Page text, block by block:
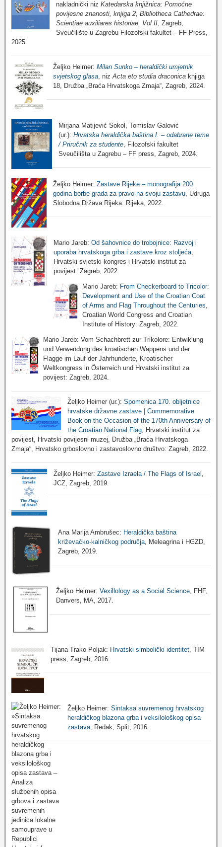
nakladnički niz Katedarska knjižnica: Pomoćne
povijesne znanosti, knjiga 2, Bibliotheca Cathedrae:
Scientiae auxiliares historiae, Vol II, Zagreb,
Sveučilište u Zagrebu Filozofski fakultet – FF Press,
2025.
Željko Heimer: Milan Sunko – heraldički umjetnik
svjetskog glasa , niz Acta eto studia draconica knjiga
18, Družba „Braća Hrvatskoga Zmaja“, Zagreb, 2024.
Mirjana Matijević Sokol, Tomislav Galović
(ur.): Hrvatska heraldička baština I. – odabrane teme
/ Priručnik za studente, Filozofski fakultet
Sveučilišta u Zagrebu – FF press, Zagreb, 2024.
Željko Heimer: Zastave Rijeke – monografija 200
godina borbe grada za pravo na svoju zastavu, Udruga
Slobodna Država Rijeka: Rijeka, 2022.
Mario Jareb: Od šahovnice do trobojnice: Razvoj i
uporaba hrvatskoga grba i zastave kroz stoljeća,
Hrvatski svjetski kongres i Hrvatski institut za
povijest: Zagreb, 2022.
Mario Jareb: From Checkerboard to Tricolor:
Development and Use of the Croatian Coat
of Arms and Flag Throughout the Centuries
Croatian World Congress and Croatian
Institute of History: Zagreb, 2022.
Mario Jareb: Vom Schachbrett zur Trikolore: Entwiklung
und Verwendung des kroatischen Wappens und der
Flagge im Lauf der Jahrhunderte, Kroatischer
Weltkongress in Österreich und Hrvatski institut za
povijest: Zagreb, 2024.
Željko Heimer (ur.): Spomenica 170. obljetnice
hrvatske državne zastave | Commemorative
Book on the Occasion of the 170th Anniversary of
the Croatian National Flag, Hrvatski institut za
povijest, Hrvatski povijesni muzej, Družba „Braća Hrvatskoga
Zmaja“, Hrvatsko grboslovno i zastavoslovno društvo: Zagreb, 2022.
Željko Heimer:Zastave Izraela / The Flags of Israel
JCZ, Zagreb, 2019.
Ana Marija Ambrušec: Heraldička baština
križevačko-kalničkog područja, Meleagrina i HGZD,
Zagreb, 2019.
Željko Heimer:Vexillology as a Social Science , FHF,
Danvers, MA, 2017.
Tijana Trako Poljak: Hrvatski simbolički identitet , TIM
press, Zagreb, 2016.
Željko Heimer: Sintaksa suvremenog hrvatskog
heraldičkog blazona grba i veksilološkog opisa
zastava , Redak, Split, 2016.